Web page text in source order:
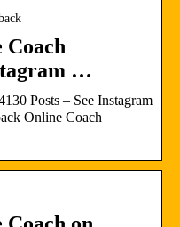
Coach
…
Posts – See Instagram
Online Coach